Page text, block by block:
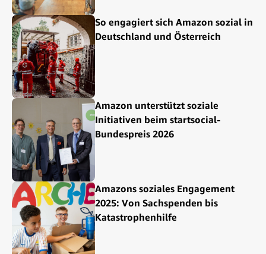
So engagiert sich Amazon sozial in
Deutschland und Österreich
Amazon unterstützt soziale
Initiativen beim startsocial-
Bundespreis 2026
Amazons soziales Engagement
2025: Von Sachspenden bis
Katastrophenhilfe